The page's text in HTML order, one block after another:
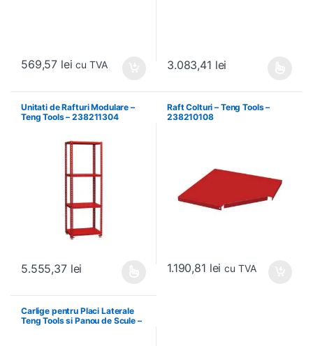
569,57 lei cu TVA 3.083,41 lei
Unitati de Rafturi Modulare –
Teng Tools – 238211304
5.555,37 lei
Raft Colturi – Teng Tools –
238210108
1.190,81 lei cu TVA
Carlige pentru Placi Laterale
Teng Tools si Panou de Scule –